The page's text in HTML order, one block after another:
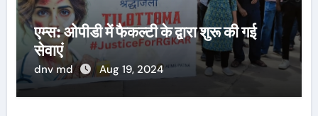
एम्स: ओपीडी में फैकल्टी के द्वारा शुरू की गई
सेवाएं
dnv md Aug 19, 2024